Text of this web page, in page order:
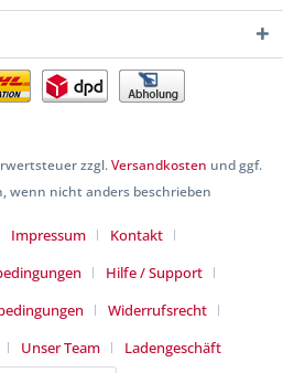
zzgl.Versandkosten und ggf.
wenn nicht anders beschrieben
Impressum
Kontakt
Hilfe / Support
Widerrufsrecht
Unser Team Ladengeschäft